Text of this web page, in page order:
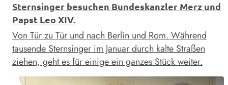
Sternsinger besuchen Bundeskanzler Merz und
Papst Leo XIV.
Von Tür zu Tür und nach Berlin und Rom. Während
tausende Sternsinger im Januar durch kalte Straßen
ziehen, geht es für einige ein ganzes Stück weiter.